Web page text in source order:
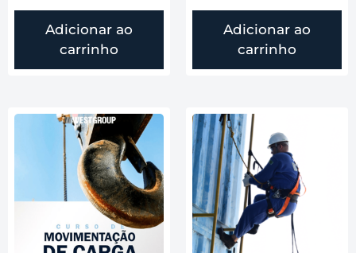
Adicionar ao
carrinho
Adicionar ao
carrinho